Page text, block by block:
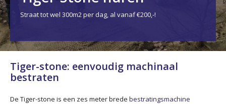
Straat tot wel 300m2 per dag, al vanaf €200,-!
Tiger-stone: eenvoudig machinaal
bestraten
De Tiger-stone is een zes meter brede bestratingsmachine